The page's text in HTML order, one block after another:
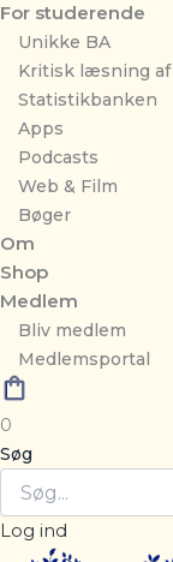
For studerende
Unikke BA
Kritisk læsning
Statistikbanken
Apps
Podcasts
Web & Film
Bøger
Om
Shop
Medlem
Bliv medlem
Medlemsportal
0
Søg
Log ind